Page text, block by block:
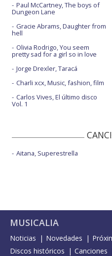
Paul McCartney, The boys of
Dungeon Lane
Gracie Abrams, Daughter from
hell
Olivia Rodrigo, You seem
pretty sad for a girl so in love
Jorge Drexler, Taracá
Charli xcx, Music, fashion, film
Carlos Vives, El último disco
Vol. 1
Aitana, Superestrella
MUSICALIA
Noticias Novedades
Discos históricos
Canciones